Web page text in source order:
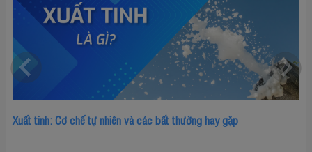
Xuất tinh: Cơ chế tự nhiên và các bất thường hay gặp